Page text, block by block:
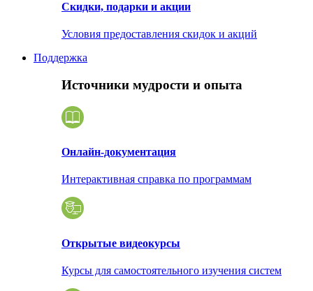
Скидки, подарки и акции
Условия предоставления скидок и акций
Поддержка
Источники мудрости и опыта
Онлайн-документация
Интерактивная справка по программам
Открытые видеокурсы
Курсы для самостоятельного изучения систем